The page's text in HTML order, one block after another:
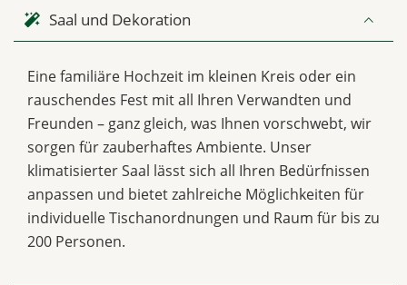
Saal und Dekoration
Eine familiäre Hochzeit im kleinen Kreis oder ein
rauschendes Fest mit all Ihren Verwandten und
Freunden – ganz gleich, was Ihnen vorschwebt, wir
sorgen für zauberhaftes Ambiente. Unser
klimatisierter Saal lässt sich all Ihren Bedürfnissen
anpassen und bietet zahlreiche Möglichkeiten für
individuelle Tischanordnungen und Raum für bis zu
200 Personen.